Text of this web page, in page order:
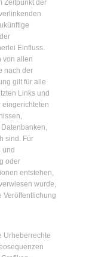
Zeitpunkt der
Einfluss.
von allen
nach der
gilt für alle
Links und
eingerichteten
sind. Für
und
oder
entstehen,
wurde,
Veröffentlichung
Urheberrechte